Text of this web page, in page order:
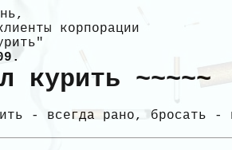
корпорации
курить ~~~~~
- всегда рано, бросать